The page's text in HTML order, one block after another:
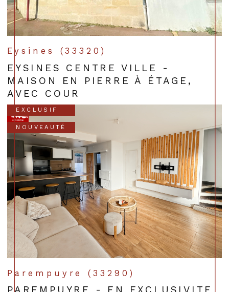
Eysines (33320)
EYSINES CENTRE VILLE -
MAISON EN PIERRE À ÉTAGE,
AVEC COUR
EXCLUSIF
NOUVEAUTÉ
Parempuyre (33290)